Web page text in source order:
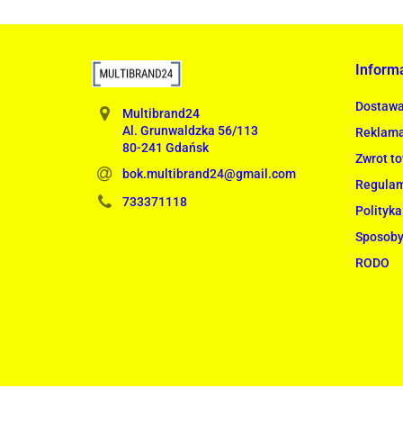
Multibrand24
Al. Grunwaldzka 56/113
80-241 Gdańsk
bok.multibrand24@gmail.com
733371118
Zwrot
RODO